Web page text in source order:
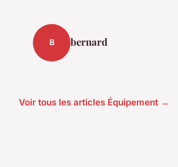
B bernard
Voir tous les articles Équipement →